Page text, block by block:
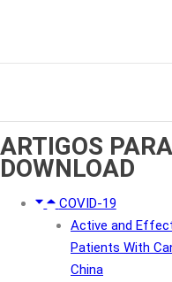
ARTIGOS
DOWNLOAD
COVID-19
Active and
Patients With
China